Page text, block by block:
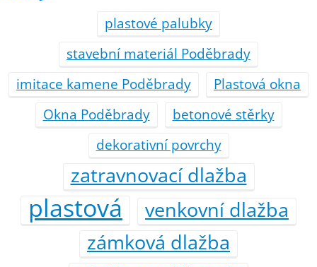
plastové palubky
stavební materiál Poděbrady
imitace kamene Poděbrady
Plastová okna
Okna Poděbrady
betonové stěrky
dekorativní povrchy
zatravnovací dlažba
plastová
venkovní dlažba
zámková dlažba